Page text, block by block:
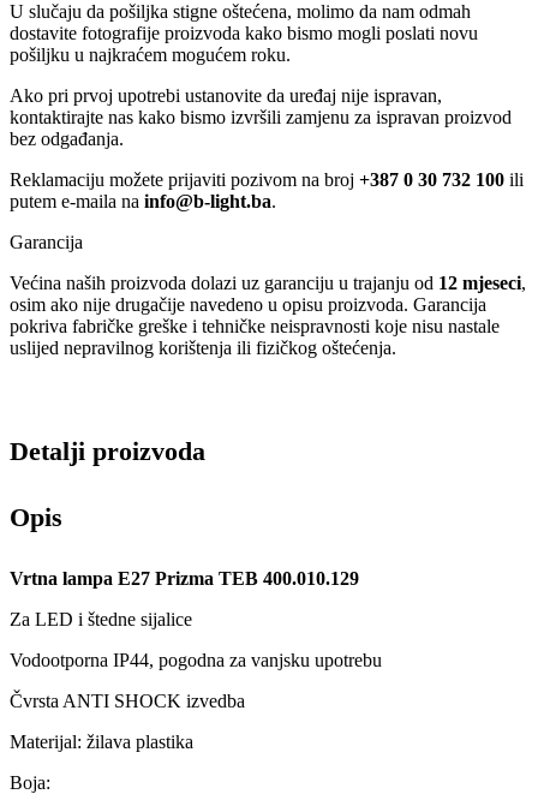
U slučaju da pošiljka stigne oštećena, molimo da nam odmah
dostavite fotografije proizvoda kako bismo mogli poslati novu
pošiljku u najkraćem mogućem roku.
Ako pri prvoj upotrebi ustanovite da uređaj nije ispravan,
kontaktirajte nas kako bismo izvršili zamjenu za ispravan proizvod
bez odgađanja.
Reklamaciju možete prijaviti pozivom na broj +387 0 30 732 100 ili
putem e-maila na info@b-light.ba.
Garancija
Većina naših proizvoda dolazi uz garanciju u trajanju od 12 mjeseci,
osim ako nije drugačije navedeno u opisu proizvoda. Garancija
pokriva fabričke greške i tehničke neispravnosti koje nisu nastale
uslijed nepravilnog korištenja ili fizičkog oštećenja.
Detalji proizvoda
Opis
Vrtna lampa E27 Prizma TEB 400.010.129
Za LED i štedne sijalice
Vodootporna IP44, pogodna za vanjsku upotrebu
Čvrsta ANTI SHOCK izvedba
Materijal: žilava plastika
Boja: